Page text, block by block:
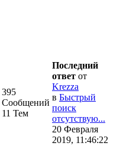
395
Сообщений
11 Тем
Последний
ответ от
Krezza
в Быстрый
поиск
отсутствую...
20 Февраля
2019, 11:46:22